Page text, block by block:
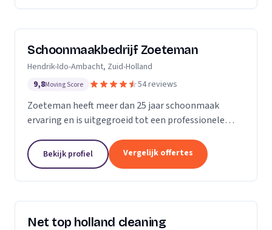
Schoonmaakbedrijf Zoeteman
Hendrik-Ido-Ambacht, Zuid-Holland
9,8Moving Score 54 reviews
Zoeteman heeft meer dan 25 jaar schoonmaak
ervaring en is uitgegroeid tot een professionele
medewerkers zijn we actief in de regio Rotterdam,...
Bekijk profiel Vergelijk offertes
Net top holland cleaning